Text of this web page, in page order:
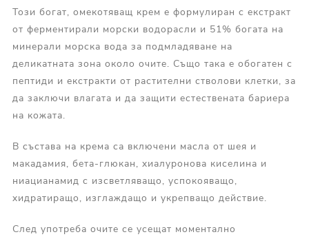
Този богат, омекотяващ крем е формулиран с екстракт
от ферментирали морски водорасли и 51% богата на
минерали морска вода за подмладяване на
деликатната зона около очите. Също така е обогатен с
пептиди и екстракти от растителни стволови клетки, за
да заключи влагата и да защити естествената бариера
на кожата.
В състава на крема са включени масла от шея и
макадамия, бета-глюкан, хиалуронова киселина и
ниацианамид с изсветляващо, успокояващо,
хидратиращо, изглаждащо и укрепващо действие.
След употреба очите се усещат моментално